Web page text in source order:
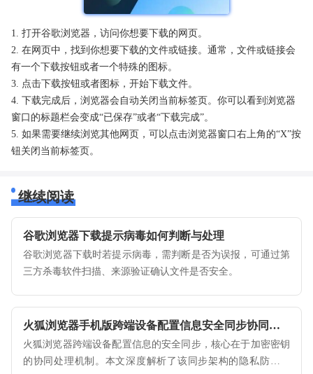
1. 打开谷歌浏览器，访问你想要下载的网页。
2. 在网页中，找到你想要下载的文件或链接。通常，文件或链接会
有一个下载按钮或者一个特殊的图标。
3. 点击下载按钮或者图标，开始下载文件。
4. 下载完成后，浏览器会自动关闭当前标签页。你可以看到浏览器
窗口的标题栏会变成“已保存”或者“下载完成”。
5. 如果需要继续浏览其他网页，可以点击浏览器窗口右上角的“X”按
钮关闭当前标签页。
继续阅读
谷歌浏览器下载提示病毒如何判断与处理
谷歌浏览器下载时若提示病毒，需判断是否为误报，可通过第
三方杀毒软件扫描、来源验证确认文件是否安全。
火狐浏览器手机版跨端设备配置信息安全同步协同机制
火狐浏览器跨端设备配置信息的安全同步，核心在于加密密钥
的协同处理机制。本文深度解析了该同步架构的隐私防御逻